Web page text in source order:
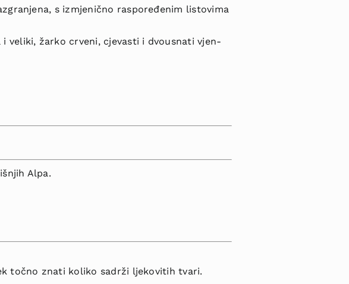
s izmjenično raspoređenim listovima
veliki, žarko crveni, cjevasti i dvousnati vjen­
Alpa.
točno znati koliko sadrži ljekovitih tvari.